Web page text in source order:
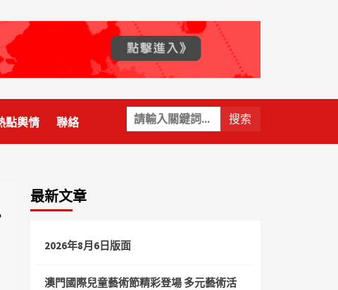
關
鍵
字:
點輿情 聯絡
最新文章
2026年8月6日版面
澳門國際兒童藝術節精彩登場 多元藝術活